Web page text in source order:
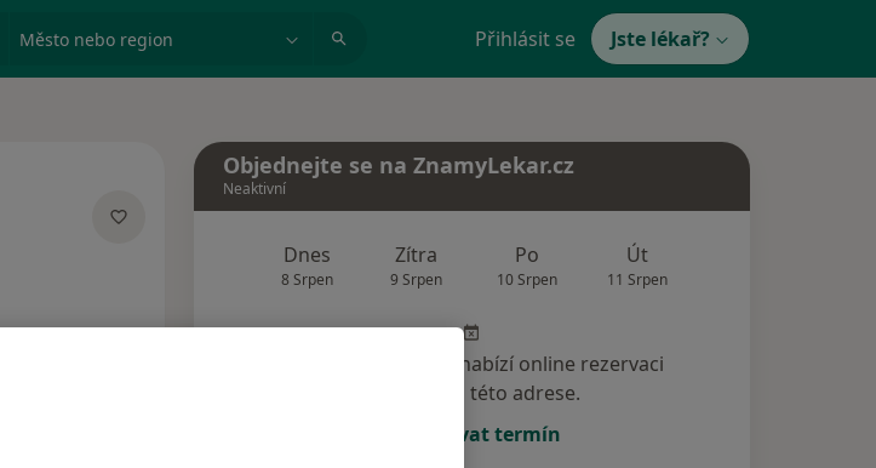
Město nebo region Přihlásit se Jste lékař?
Objednejte se na ZnamyLekar.cz
Neaktivní
Dnes
8 Srpen
Zítra
9 Srpen
Po
10 Srpen
Út
11 Srpen
Tento specialista nenabízí online rezervaci
termínu na této adrese.
Rezervovat termín